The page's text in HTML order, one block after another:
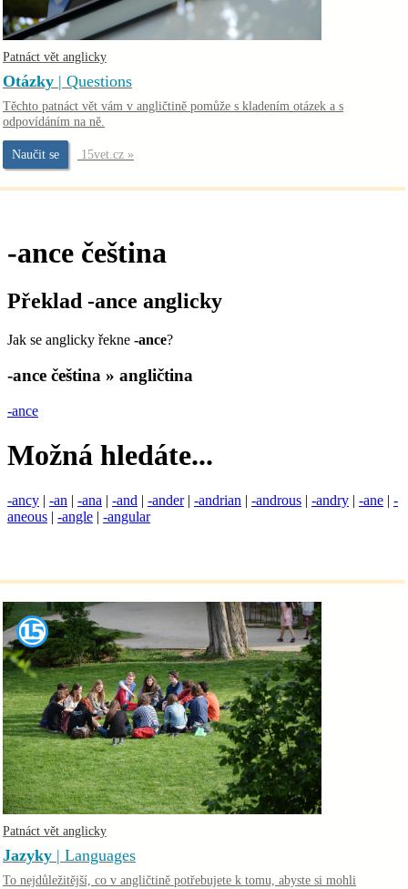
Patnáct vět anglicky
Otázky | Questions
Těchto patnáct vět vám v angličtině pomůže s kladením otázek a s
odpovídáním na ně.
Naučit se 15vet.cz »
-ance čeština
Překlad -ance anglicky
Jak se anglicky řekne -ance?
-ance čeština » angličtina
-ance
Možná hledáte...
-ancy | -an | -ana | -and | -ander | -andrian | -androus | -andry | -ane | -
aneous | -angle | -angular
Patnáct vět anglicky
Jazyky | Languages
To nejdůležitější, co v angličtině potřebujete k tomu, abyste si mohli